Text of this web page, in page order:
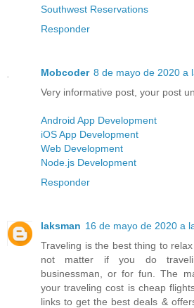
Southwest Reservations
Responder
Mobcoder 8 de mayo de 2020 a
Very informative post, your post
Android App Development
iOS App Development
Web Development
Node.js Development
Responder
laksman 16 de mayo de 2020 a
Traveling is the best thing to
not matter if you do
businessman, or for fun. The
your traveling cost is cheap
links to get the best deals &